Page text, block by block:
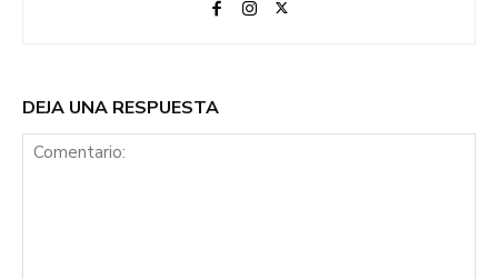
DEJA UNA RESPUESTA